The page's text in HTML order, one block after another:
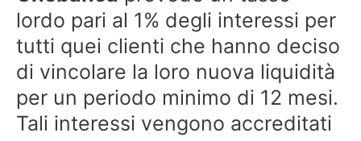
lordo pari al 1% degli interessi per
tutti quei clienti che hanno deciso
di vincolare la loro nuova liquidità
per un periodo minimo di 12 mesi.
Tali interessi vengono accreditati